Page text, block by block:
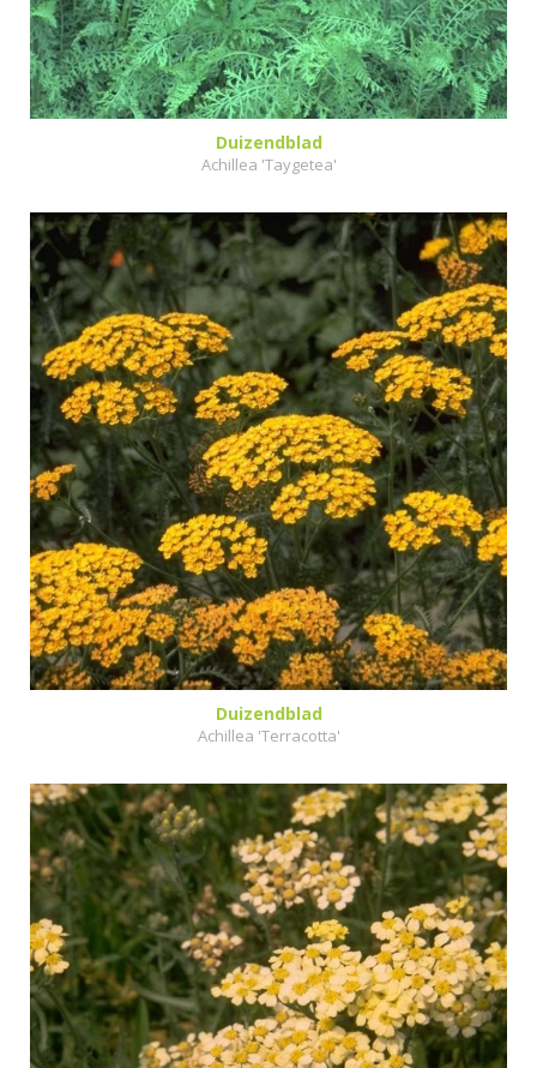
Duizendblad
Achillea 'Taygetea'
Duizendblad
Achillea 'Terracotta'